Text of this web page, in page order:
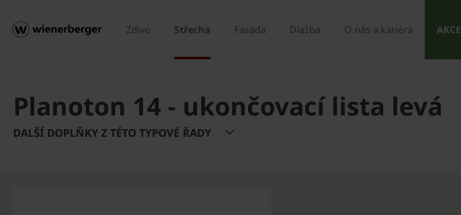
Zdivo Střecha Fasáda Dlažba O nás a kariéra AKCE
Planoton 14 - ukončovací lista levá
DALŠÍ DOPLŇKY Z TÉTO TYPOVÉ ŘADY